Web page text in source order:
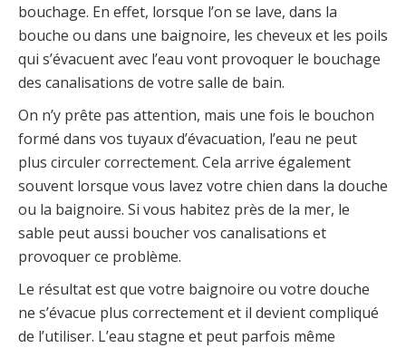
bouchage. En effet, lorsque l’on se lave, dans la
bouche ou dans une baignoire, les cheveux et les poils
qui s’évacuent avec l’eau vont provoquer le bouchage
des canalisations de votre salle de bain.
On n’y prête pas attention, mais une fois le bouchon
formé dans vos tuyaux d’évacuation, l’eau ne peut
plus circuler correctement. Cela arrive également
souvent lorsque vous lavez votre chien dans la douche
ou la baignoire. Si vous habitez près de la mer, le
sable peut aussi boucher vos canalisations et
provoquer ce problème.
Le résultat est que votre baignoire ou votre douche
ne s’évacue plus correctement et il devient compliqué
de l’utiliser. L’eau stagne et peut parfois même